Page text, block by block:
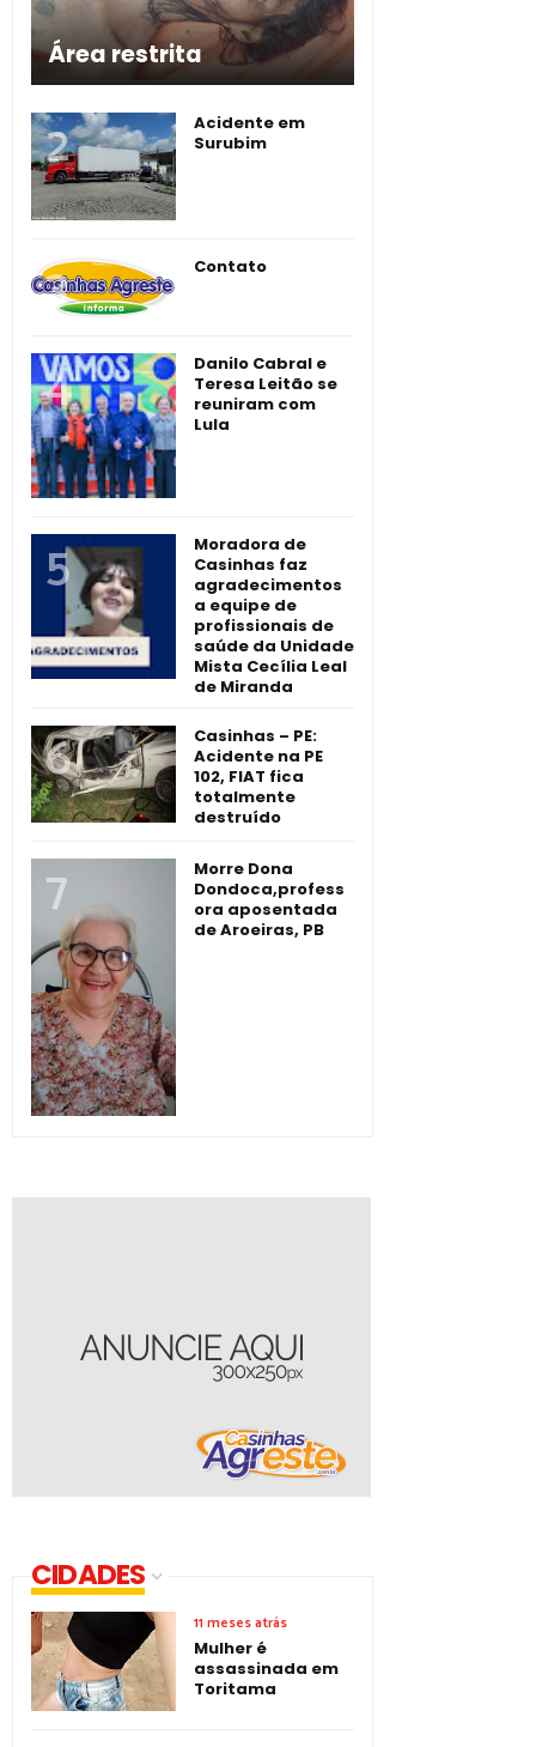
Área restrita
Acidente em
Surubim
Contato
Danilo Cabral e
Teresa Leitão se
reuniram com
Lula
Moradora de
Casinhas faz
agradecimentos
a equipe de
profissionais de
saúde da Unidade
Mista Cecília Leal
de Miranda
Casinhas – PE:
Acidente na PE
102, FIAT fica
totalmente
destruído
Morre Dona
Dondoca,profess
ora aposentada
de Aroeiras, PB
CIDADES
11 meses atrás
Mulher é
assassinada em
Toritama